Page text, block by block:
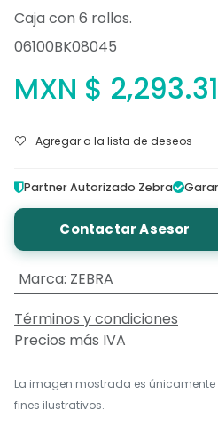
Caja con 6 rollos.
06100BK08045
MXN $ 2,293.31
Agregar a la lista de deseos
Partner Autorizado Zebra
Contactar Asesor
Marca: ZEBRA
Términos y condiciones
Precios más IVA
La imagen mostrada es únicamente
fines ilustrativos.